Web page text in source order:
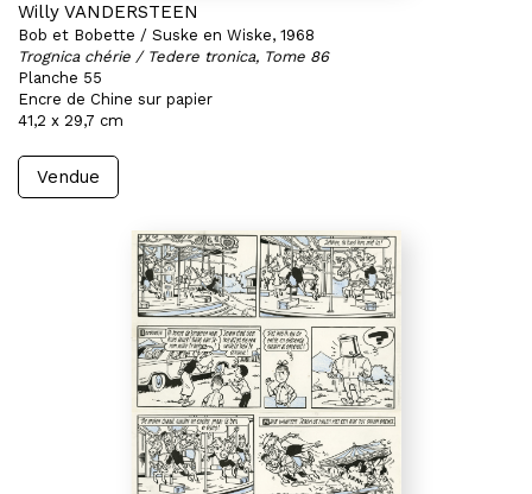
Willy VANDERSTEEN
Bob et Bobette / Suske en Wiske, 1968
Trognica chérie / Tedere tronica, Tome 86
Planche 55
Encre de Chine sur papier
41,2 x 29,7 cm
Vendue